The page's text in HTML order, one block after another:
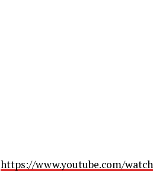
https://www.youtube.com/